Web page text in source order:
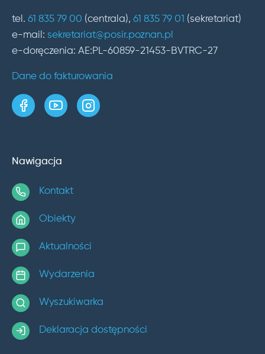
tel. 61 835 79 00 (centrala), 61 835 79 01 (sekretariat)
e-mail: sekretariat@posir.poznan.pl
e-doręczenia: AE:PL-60859-21453-BVTRC-27
Dane do fakturowania
strona w serwisie Facebook
kanał w serwisie YouTube
profil w serwisie Instagram
Nawigacja
Kontakt
Obiekty
Aktualności
Wydarzenia
Wyszukiwarka
Deklaracja dostępności